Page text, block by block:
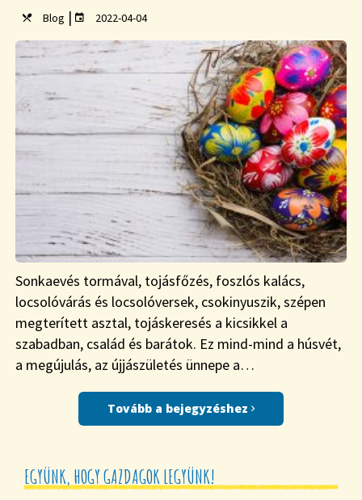
Blog | 2022-04-04
Sonkaevés tormával, tojásfőzés, foszlós kalács,
locsolóvárás és locsolóversek, csokinyuszik, szépen
megterített asztal, tojáskeresés a kicsikkel a
szabadban, család és barátok. Ez mind-mind a húsvét,
a megújulás, az újjászületés ünnepe a…
Tovább a bejegyzéshez
EGYÜNK, HOGY GAZDAGOK LEGYÜNK!